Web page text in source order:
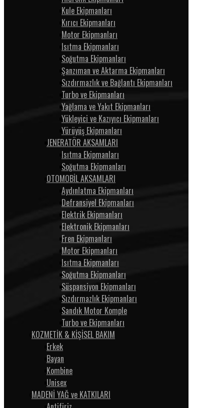
Kule Ekipmanları
Kırıcı Ekipmanları
Motor Ekipmanları
Isıtma Ekipmanları
Soğutma Ekipmanları
Şanzıman ve Aktarma Ekipmanları
Sızdırmazlık ve Bağlantı Ekipmanları
Turbo ve Ekipmanları
Yağlama ve Yakıt Ekipmanları
Yükleyici ve Kazıyıcı Ekipmanları
Yürüyüş Ekipmanları
JENERATÖR AKSAMLARI
Isıtma Ekipmanları
Soğutma Ekipmanları
OTOMOBİL AKSAMLARI
Aydınlatma Ekipmanları
Defransiyel Ekipmanları
Elektrik Ekipmanları
Elektronik Ekipmanları
Fren Ekipmanları
Motor Ekipmanları
Isıtma Ekipmanları
Soğutma Ekipmanları
Süspansiyon Ekipmanları
Sızdırmazlık Ekipmanları
Sandık Motor Komple
Turbo ve Ekipmanları
KOZMETİK & KİŞİSEL BAKIM
Erkek
Bayan
Kombine
Unisex
MADENİ YAĞ ve KATKILARI